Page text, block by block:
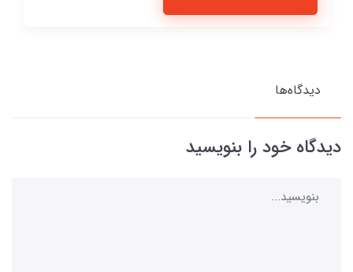
دیدگاه‌ها
دیدگاه خود را بنویسید